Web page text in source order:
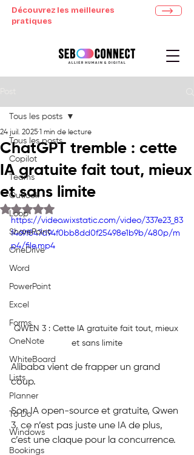
Découvrez les meilleures
pratiques
Tous les posts
Copilot
Teams
Outlook
Loop
SharePoint
OneDrive
Word
PowerPoint
Excel
Forms
OneNote
WhiteBoard
Lists
Planner
To Do
Windows
Bookings
Tous les posts
ChatGPT tremble : cette
IA gratuite fait tout, mieux
et sans limite
24 juil. 2025 1 min de lecture
Noté NaN étoiles sur 5.
https://video.wixstatic.com/video/337e23_83
f469f847d94f0bb8dd0f25498e1b9b/480p/m
p4/file.mp4
QWEN 3 : Cette IA gratuite fait tout, mieux
et sans limite
Alibaba vient de frapper un grand
coup.
Son IA open-source et gratuite, Qwen
3, ce n’est pas juste une IA de plus,
c’est une claque pour la concurrence.